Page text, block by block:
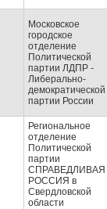
Московское
городское
отделение
Политической
партии ЛДПР -
Либерально-
демократической
партии России
Региональное
отделение
Политической
партии
СПРАВЕДЛИВАЯ
РОССИЯ в
Свердловской
области